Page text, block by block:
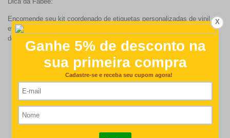
Encomende seu kit coordenado de etiquetas personalizadas de vinil +
etiquetas personalizadas para roupas e uniformes com o mesmo
design. :)
X